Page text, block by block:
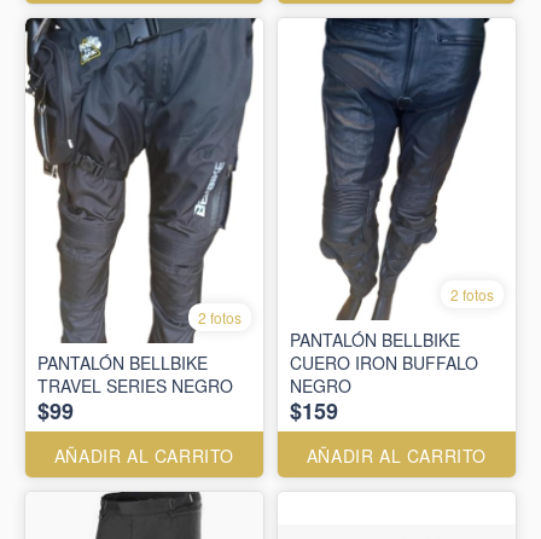
2 fotos
PANTALÓN BELLBIKE
TRAVEL SERIES NEGRO
$99
AÑADIR AL CARRITO
2 fotos
PANTALÓN BELLBIKE
CUERO IRON BUFFALO
NEGRO
$159
AÑADIR AL CARRITO